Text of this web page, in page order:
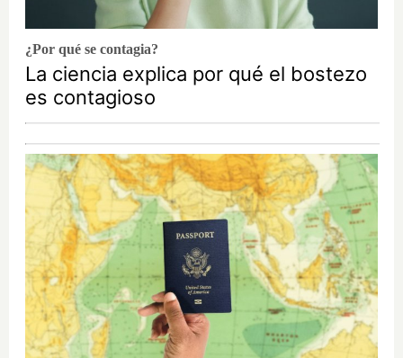
¿Por qué se contagia?
La ciencia explica por qué el bostezo
es contagioso